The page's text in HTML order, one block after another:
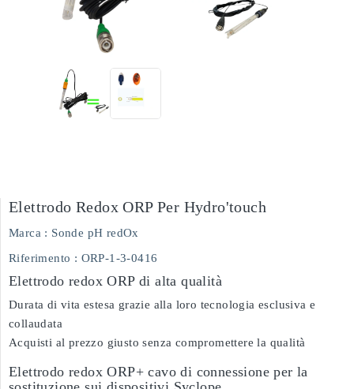
Elettrodo Redox ORP Per Hydro'touch
Marca : Sonde pH redOx
Riferimento : ORP-1-3-0416
Elettrodo redox ORP di alta qualità
Durata di vita estesa grazie alla loro tecnologia esclusiva e
collaudata
Acquisti al prezzo giusto senza compromettere la qualità
Elettrodo redox ORP+ cavo di connessione per la